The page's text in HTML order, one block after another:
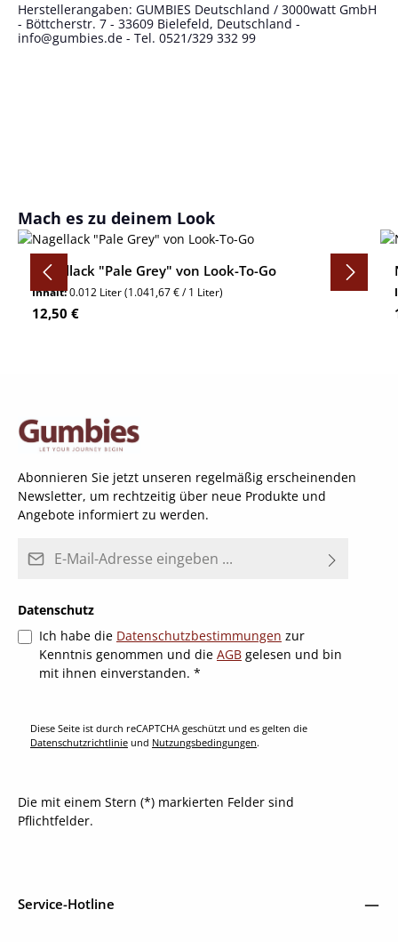
Herstellerangaben: GUMBIES Deutschland / 3000watt GmbH
- Böttcherstr. 7 - 33609 Bielefeld, Deutschland -
info@gumbies.de - Tel. 0521/329 332 99
Produktgalerie überspringen
Mach es zu deinem Look
Nagellack "Pale Grey" von Look-To-Go
Inhalt:0.012 Liter(1.041,67 € / 1 Liter)
Regulärer Preis:
12,50 €
Abonnieren Sie jetzt unseren regelmäßig erscheinenden
Newsletter, um rechtzeitig über neue Produkte und
Angebote informiert zu werden.
Datenschutz
Ich habe die Datenschutzbestimmungen zur
Kenntnis genommen und die AGB gelesen und bin
mit ihnen einverstanden. *
Diese Seite ist durch reCAPTCHA geschützt und es gelten die
Datenschutzrichtlinie und Nutzungsbedingungen.
Die mit einem Stern (*) markierten Felder sind
Pflichtfelder.
Service-Hotline